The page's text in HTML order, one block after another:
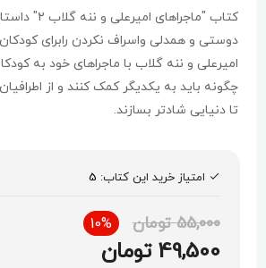
کتاب "ماجراهای
امیرعلی و ننه گلاب با ماجراهای خود به
چگونه باید به یکدیگر کمک کنند و از
تا دنیایی شادتر بسازند.
امتیاز خرید این کتاب: 5
55,000 تومان 10%
49,500 تومان